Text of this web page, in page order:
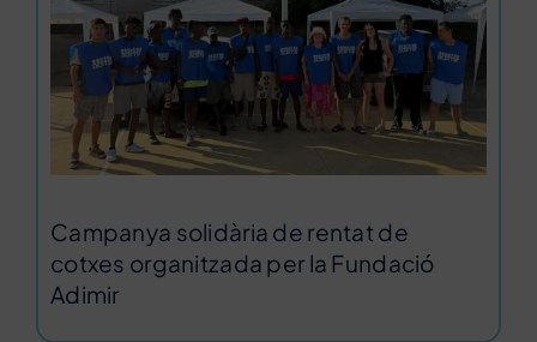
Campanya solidària de rentat de
cotxes organitzada per la Fundació
Adimir